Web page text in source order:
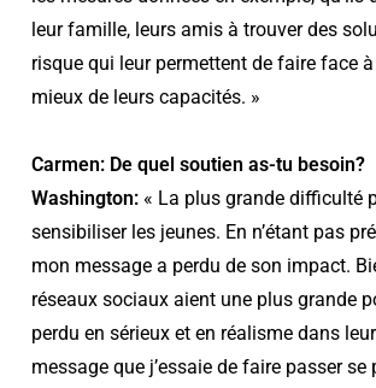
leur famille, leurs amis à trouver des
risque qui leur permettent de faire face
mieux de leurs capacités. »
Carmen: De quel soutien as-tu besoin?
Washington: « La plus grande difficulté
sensibiliser les jeunes. En n’étant pas
mon message a perdu de son impact.
réseaux sociaux aient une plus grande
perdu en sérieux et en réalisme dans
message que j’essaie de faire passer se